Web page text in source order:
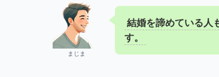
まじま
結婚を諦めている人
す。